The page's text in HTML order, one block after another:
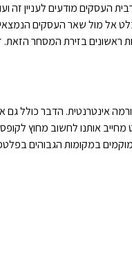
מודעים לעניין זה
אל מול שאר העסקים
בזירת המסחר הזאת.
אינטרנטית. הדבר כולל גם
אותנו לחשוב מחוץ
במקומות הגבוהים